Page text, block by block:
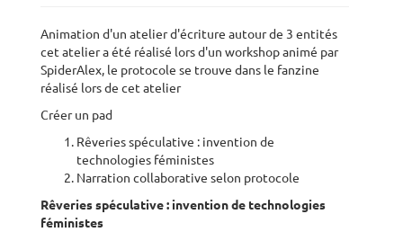
Animation d'un atelier d'écriture autour de 3 entités
cet atelier a été réalisé lors d'un workshop animé par
SpiderAlex, le protocole se trouve dans le fanzine
réalisé lors de cet atelier
Créer un pad
Rêveries spéculative : invention de
technologies féministes
Narration collaborative selon protocole
Rêveries spéculative : invention de technologies
féministes